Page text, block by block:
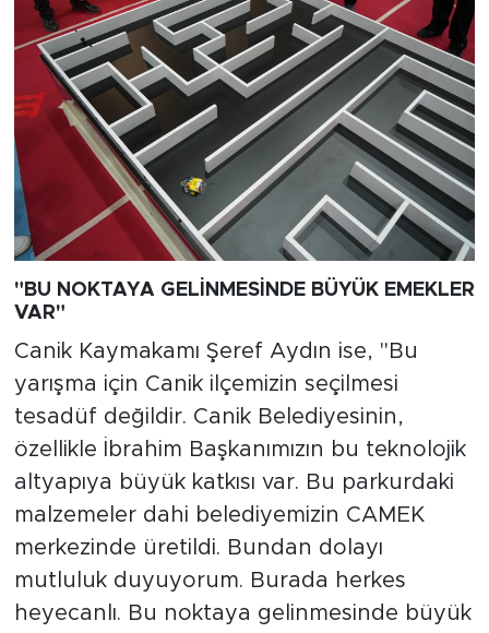
"BU NOKTAYA GELİNMESİNDE BÜYÜK EMEKLER
VAR"
Canik Kaymakamı Şeref Aydın ise, "Bu
yarışma için Canik ilçemizin seçilmesi
tesadüf değildir. Canik Belediyesinin,
özellikle İbrahim Başkanımızın bu teknolojik
altyapıya büyük katkısı var. Bu parkurdaki
malzemeler dahi belediyemizin CAMEK
merkezinde üretildi. Bundan dolayı
mutluluk duyuyorum. Burada herkes
heyecanlı. Bu noktaya gelinmesinde büyük